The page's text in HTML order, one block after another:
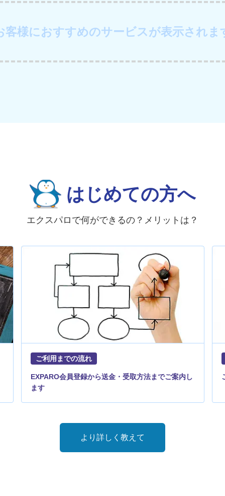
客様におすすめのサービスが表示されま
はじめての方へ
エクスパロで何ができるの？メリットは？
ご利用までの流れ
EXPARO会員登録から送金・受取方法までご案内し
ます
より詳しく教えて